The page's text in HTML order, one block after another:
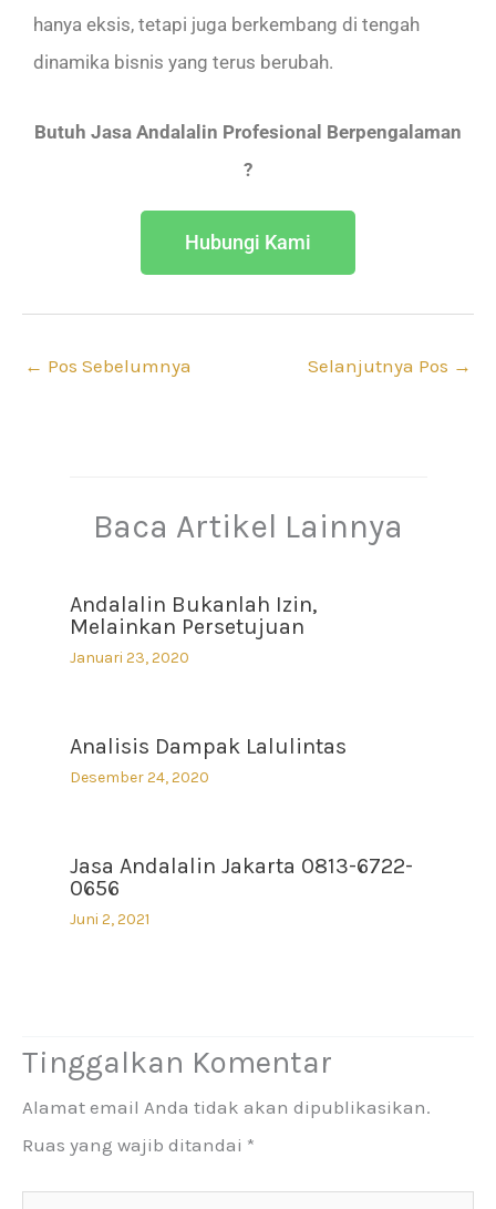
hanya eksis, tetapi juga berkembang di tengah
dinamika bisnis yang terus berubah.
Butuh Jasa Andalalin Profesional Berpengalaman
?
Hubungi Kami
← Pos Sebelumnya Selanjutnya Pos →
Baca Artikel Lainnya
Andalalin Bukanlah Izin,
Melainkan Persetujuan
Januari 23, 2020
Analisis Dampak Lalulintas
Desember 24, 2020
Jasa Andalalin Jakarta 0813-6722-
0656
Juni 2, 2021
Tinggalkan Komentar
Alamat email Anda tidak akan dipublikasikan.
Ruas yang wajib ditandai *